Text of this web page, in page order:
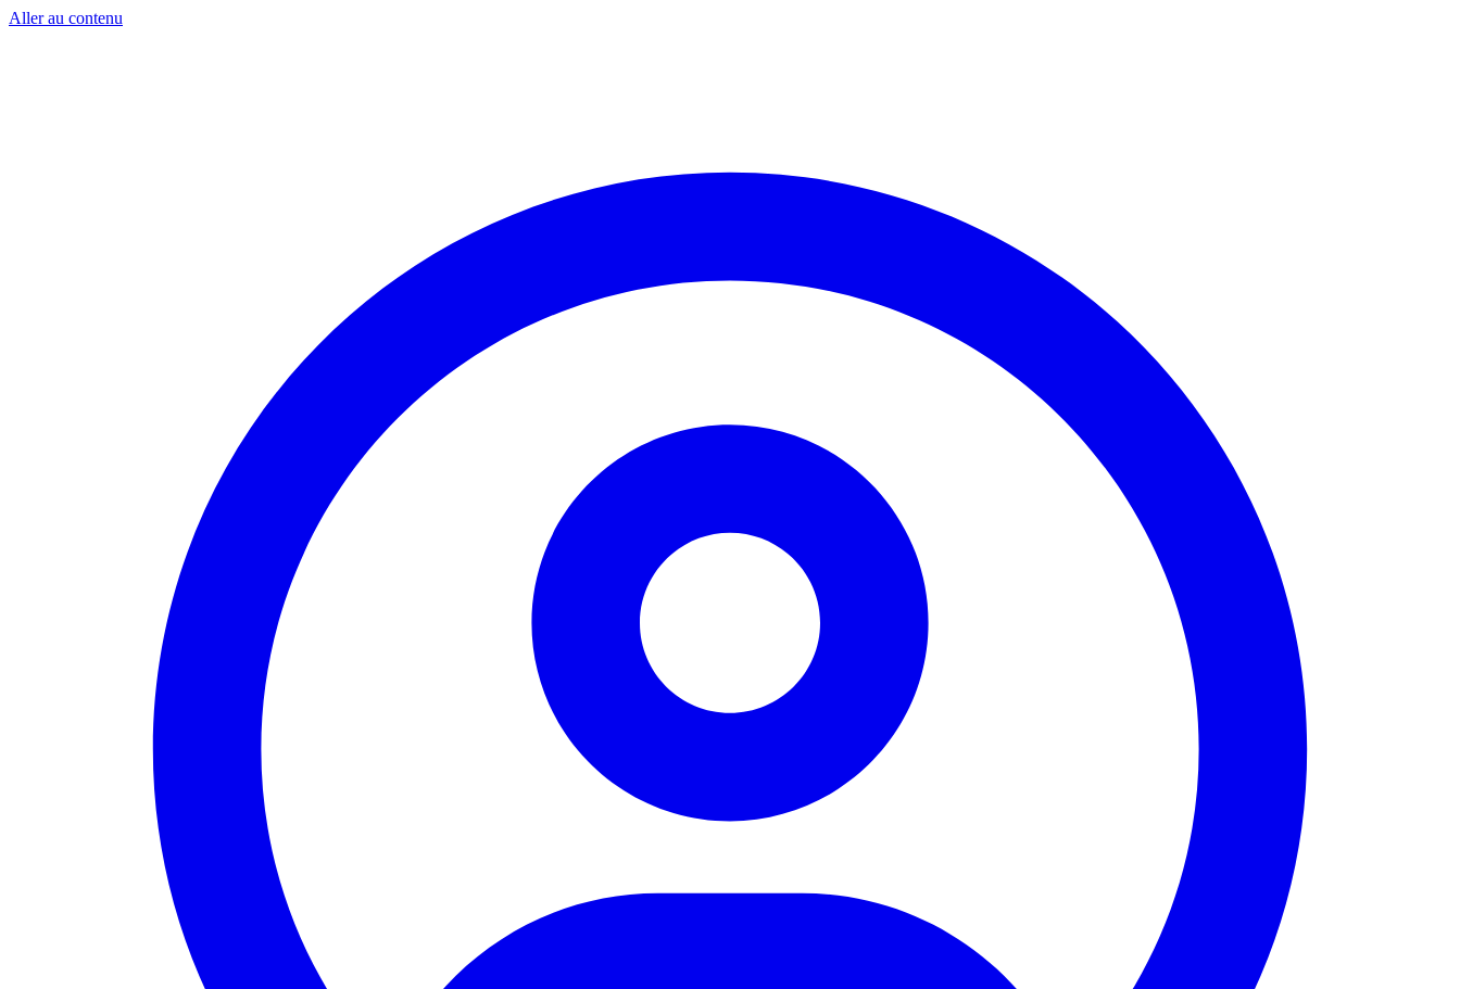
Aller au contenu